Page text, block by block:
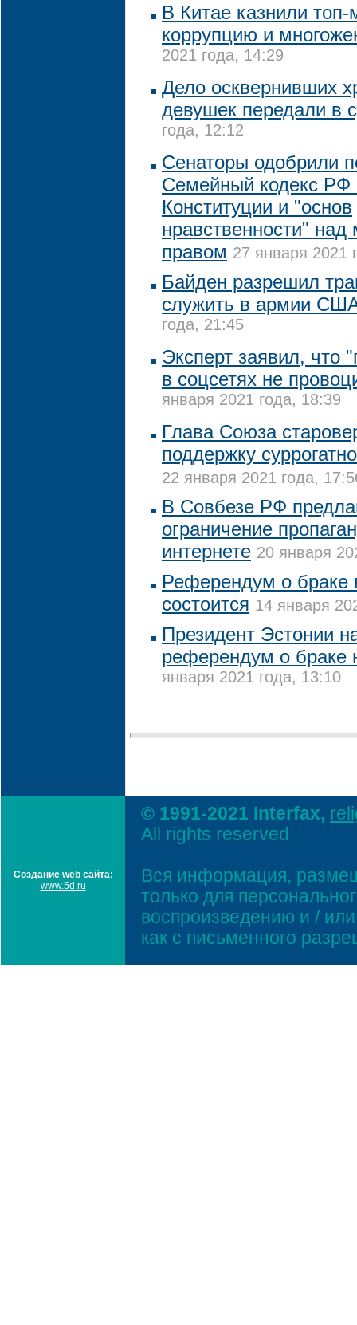
В Китае казнили
коррупцию и
2021 года, 14:29
Дело осквернивших
девушек передали в
года, 12:12
Сенаторы одобрили
Семейный кодекс РФ
Конституции и "основ
нравственности"
правом 27 января 2021
Байден разрешил
служить в армии
года, 21:45
Эксперт заявил, что
в соцсетях не
января 2021 года, 18:39
Глава Союза
поддержку
22 января 2021 года,
В Совбезе РФ
ограничение
интернете 20 января
Референдум о браке
состоится 14 января
Президент Эстонии
референдум о браке
января 2021 года, 13:10
Создание web сайта:
www.5d.ru
© 1991-2021 Interfax,
All rights reserved
Вся информация,
только для
воспроизведению и /
как с письменного